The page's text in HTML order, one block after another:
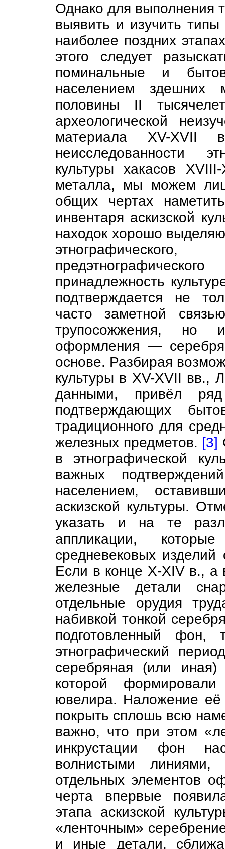
Однако для выполнения
выявить и изучить типы
наиболее поздних
этого следует
поминальные и
населением здешних
половины II
археологической
материала XV-XVII
неисследованности
культуры хакасов
металла, мы можем
общих чертах
инвентаря аскизской
находок хорошо
принадлежность
подтверждается не
часто заметной
трупосожжения, но
оформления —
основе. Разбирая
культуры в XV-XVII вв.,
данными, привёл ряд
подтверждающих
традиционного для
железных предметов. [3]
в этнографической
важных
населением,
аскизской культуры.
указать и на те
аппликации,
средневековых
Если в конце X-XIV в., а
железные детали
отдельные орудия
набивкой тонкой
подготовленный фон,
этнографический
серебряная (или иная)
которой
ювелира. Наложение её
покрыть сплошь всю
важно, что при этом
инкрустации фон
волнистыми линиями,
отдельных элементов
черта впервые
этапа аскизской
«ленточным»
и иные детали,